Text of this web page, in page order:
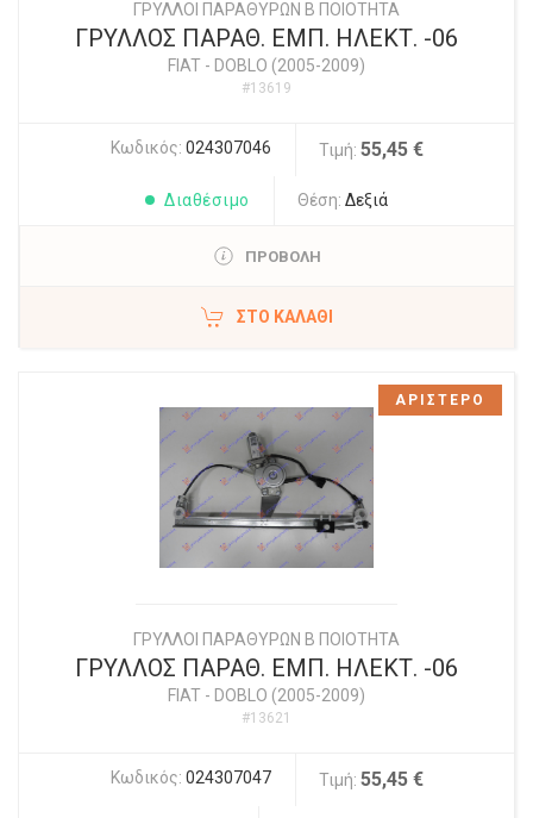
ΓΡΥΛΛΟΙ ΠΑΡΑΘΥΡΩΝ Β ΠΟΙΟΤΗΤΑ
ΓΡΥΛΛΟΣ ΠΑΡΑΘ. ΕΜΠ. ΗΛΕΚΤ. -06
FIAT - DOBLO (2005-2009)
#13619
Κωδικός: 024307046 Τιμή: 55,45 €
Διαθέσιμο Θέση: Δεξιά
ΠΡΟΒΟΛΗ
ΣΤΟ ΚΑΛΆΘΙ
ΓΡΥΛΛΟΙ ΠΑΡΑΘΥΡΩΝ Β ΠΟΙΟΤΗΤΑ
ΓΡΥΛΛΟΣ ΠΑΡΑΘ. ΕΜΠ. ΗΛΕΚΤ. -06
FIAT - DOBLO (2005-2009)
#13621
Κωδικός: 024307047 Τιμή: 55,45 €
ΑΡΙΣΤΕΡΟ